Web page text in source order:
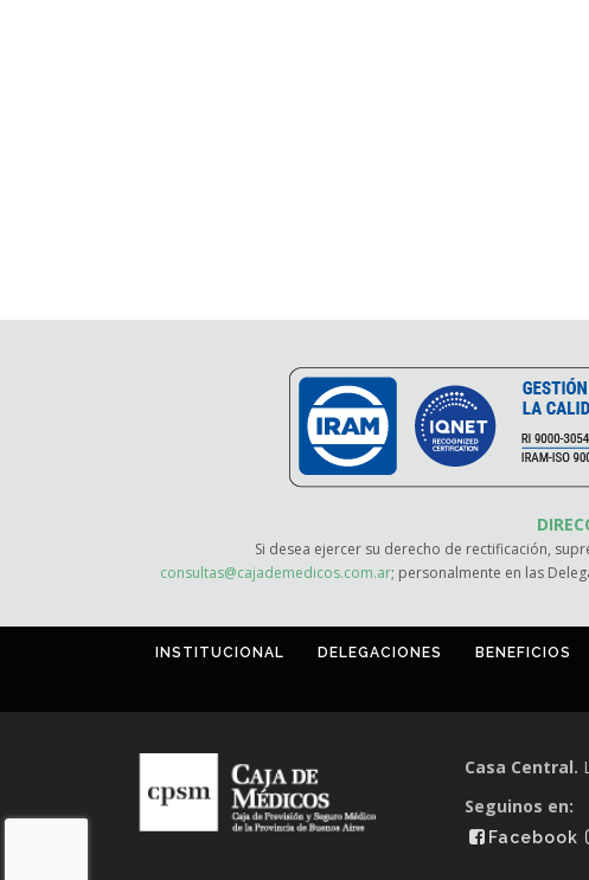
Si desea ejercer su derecho de rectificación,
consultas@cajademedicos.com.ar; personalmente en las
INSTITUCIONAL DELEGACIONES BENEFICIOS
Casa Central.
Seguinos en:
Facebook